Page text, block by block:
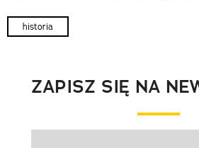
historia
ZAPISZ SIĘ NA